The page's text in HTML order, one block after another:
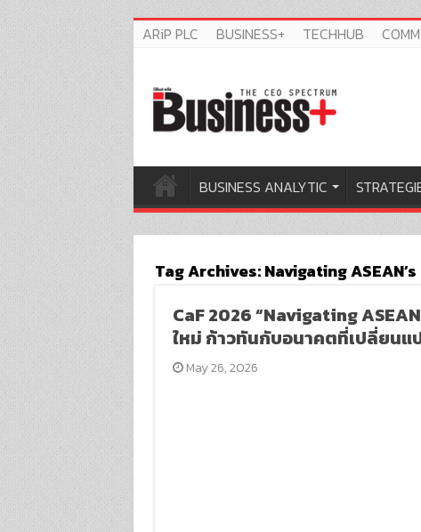
ARiP PLC BUSINESS+ TECHHUB
BUSINESS ANALYTIC
Tag Archives:Navigating
CaF 2026 “Navigating
ใหม่ ก้าวทันกับอนาคตที่เปลี่ยนแ
May 26, 2026